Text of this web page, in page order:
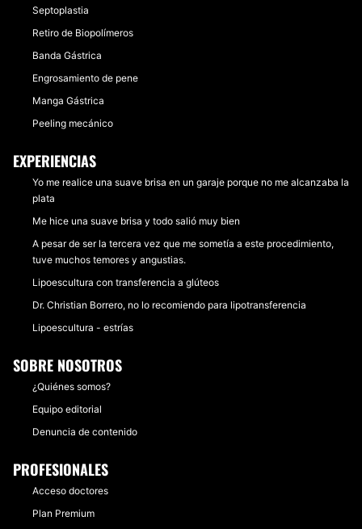
Septoplastia
Retiro de Biopolímeros
Banda Gástrica
Engrosamiento de pene
Manga Gástrica
Peeling mecánico
EXPERIENCIAS
Yo me realice una suave brisa en un garaje porque no me alcanzaba la
plata
Me hice una suave brisa y todo salió muy bien
A pesar de ser la tercera vez que me sometía a este procedimiento,
tuve muchos temores y angustias.
Lipoescultura con transferencia a glúteos
Dr. Christian Borrero, no lo recomiendo para lipotransferencia
Lipoescultura - estrías
SOBRE NOSOTROS
¿Quiénes somos?
Equipo editorial
Denuncia de contenido
PROFESIONALES
Acceso doctores
Plan Premium